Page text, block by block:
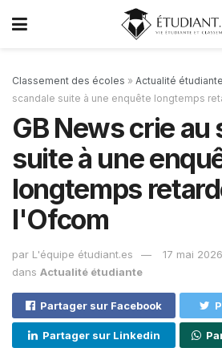
Classement des écoles » Actualité étudiante
scandale suite à une enquête longtemps
GB News crie au
suite à une
longtemps
l'Ofcom
par L'équipe étudiant.es
17 mai 2026
dans Actualité étudiante
Partager sur Facebook
Partager sur Linkedin